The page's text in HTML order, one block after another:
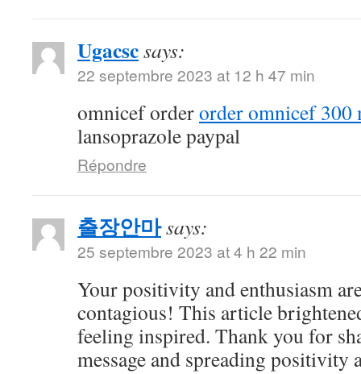
Ugacscsays:
22 septembre 2023 at 12 h 47 min
omnicef orderorder omnicef 300
lansoprazole paypal
Répondre
출장안마says:
25 septembre 2023 at 4 h 22 min
Your positivity and enthusiasm
contagious! This article
feeling inspired. Thank you for
message and spreading positivity